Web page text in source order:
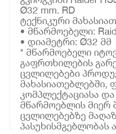
Ø32 mm. RD
ტექნიკური
• მწარმოებელი:
• დიამეტრი: Ø32 მმ
* მწარმოებელი
გაფრთხილების
ცვლილებები
მახასიათებლებში,
კომპლექტაციასა
მწარმოებლის მიერ
ცვლილებებზე
პასუხისმგებლობას